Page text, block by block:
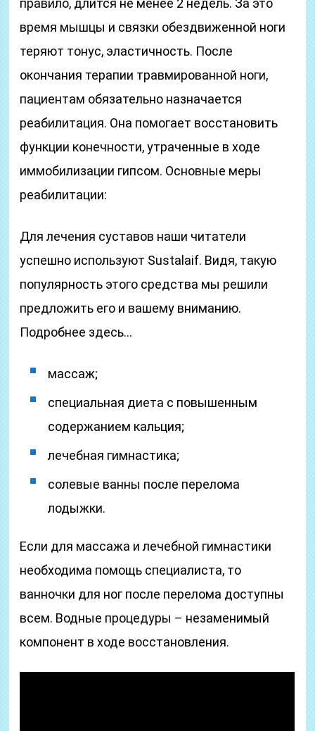
правило, длится не менее 2 недель. За это
время мышцы и связки обездвиженной ноги
теряют тонус, эластичность. После
окончания терапии травмированной ноги,
пациентам обязательно назначается
реабилитация. Она помогает восстановить
функции конечности, утраченные в ходе
иммобилизации гипсом. Основные меры
реабилитации:
Для лечения суставов наши читатели
успешно используют Sustalaif. Видя, такую
популярность этого средства мы решили
предложить его и вашему вниманию.
Подробнее здесь…
массаж;
специальная диета с повышенным
содержанием кальция;
лечебная гимнастика;
солевые ванны после перелома
лодыжки.
Если для массажа и лечебной гимнастики
необходима помощь специалиста, то
ванночки для ног после перелома доступны
всем. Водные процедуры – незаменимый
компонент в ходе восстановления.